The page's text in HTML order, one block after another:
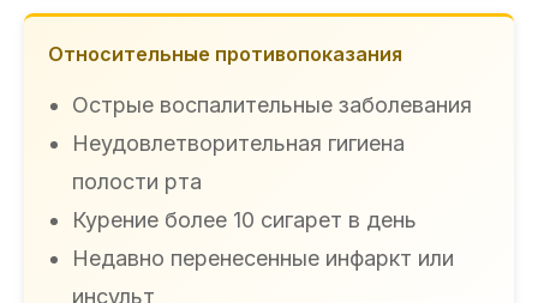
Относительные противопоказания
Острые воспалительные заболевания
Неудовлетворительная гигиена
полости рта
Курение более 10 сигарет в день
Недавно перенесенные инфаркт или
инсульт